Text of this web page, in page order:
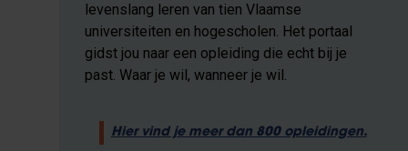
levenslang leren van tien Vlaamse
universiteiten en hogescholen. Het portaal
gidst jou naar een opleiding die echt bij je
past. Waar je wil, wanneer je wil.
Hier vind je meer dan 800 opleidingen.